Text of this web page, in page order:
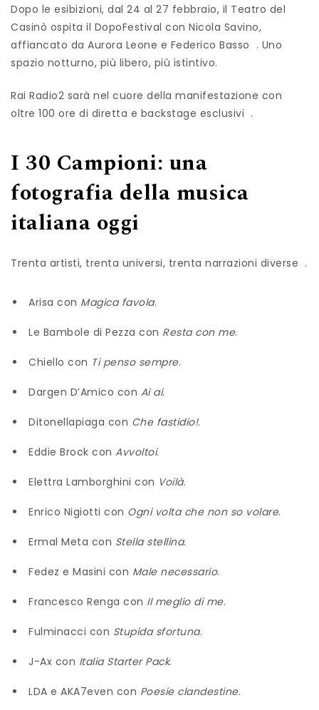
Dopo le esibizioni, dal 24 al 27 febbraio, il Teatro del
Casinò ospita il DopoFestival con Nicola Savino,
affiancato da Aurora Leone e Federico Basso . Uno
spazio notturno, più libero, più istintivo.
Rai Radio2 sarà nel cuore della manifestazione con
oltre 100 ore di diretta e backstage esclusivi .
I 30 Campioni: una
fotografia della musica
italiana oggi
Trenta artisti, trenta universi, trenta narrazioni diverse .
Arisa con Magica favola.
Le Bambole di Pezza con Resta con me.
Chiello con Ti penso sempre.
Dargen D’Amico con Ai ai.
Ditonellapiaga con Che fastidio!.
Eddie Brock con Avvoltoi.
Elettra Lamborghini con Voilà.
Enrico Nigiotti con Ogni volta che non so volare.
Ermal Meta con Stella stellina.
Fedez e Masini con Male necessario.
Francesco Renga con Il meglio di me.
Fulminacci con Stupida sfortuna.
J-Ax con Italia Starter Pack.
LDA e AKA7even con Poesie clandestine.